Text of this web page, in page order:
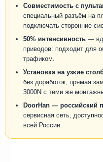
Совместимость с
специальный разъём на
подключать сторонние
50% интенсивность —
приводов: подходит для
трафиком.
Установка на узкие
без доработок; прямая
3000N с теми же
DoorHan — российский
сервисная сеть,
всей России.